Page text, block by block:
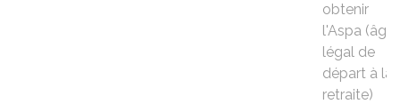
obtenir
l'Aspa (âge
légal de
départ à la
retraite)